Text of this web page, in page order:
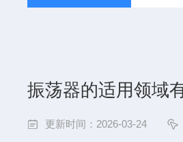
振荡器的适用领域
更新时间：2026-03-24